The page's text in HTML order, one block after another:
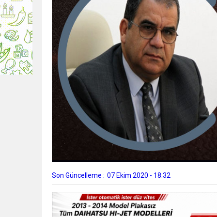
Son Güncelleme : 07 Ekim 2020 - 18:32